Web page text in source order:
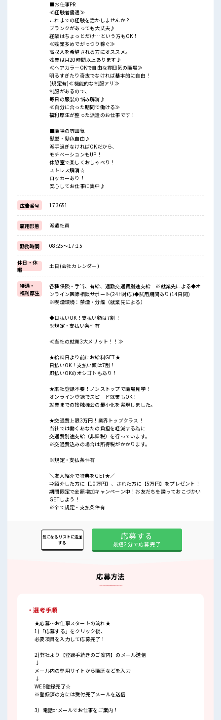
■お仕事PR
≪経験者優遇≫
これまでの経験を活かしませんか？
ブランクがあっても大丈夫♪
経験はちょっとだけ…という方もOK！
≪残業多めでがっつり稼ぐ≫
高収入を希望される方にオススメ。
残業は月20時間以上あります♪
≪ヘアカラーOKで自由な雰囲気の職場≫
明るすぎたり奇抜でなければ基本的に自由！
(規定有)≪機能的な制服アリ≫
制服があるので、
毎日の服装の悩み解消♪
≪自分に合った期間で働ける≫
福利厚生が整った派遣のお仕事です！
■職場の雰囲気
髪型・髪色自由♪
派手過ぎなければOKだから、
モチベーションもUP！
休憩室で楽しくおしゃべり！
ストレス解消☆
ロッカーあり！
安心してお仕事に集中♪
広告番号 173651
雇用形態 派遣社員
勤務時間 08:25～17:15
休日・休
暇
土日(会社カレンダー)
待遇・
福利厚生
各種保険・手当、有給、通勤交通費別途支給 ※就業先による◆オ
ンライン医師相談サポート(24H対応)◆試用期間あり(14日間)
※喫煙環境：禁煙・分煙（就業先による）
◆日払いOK！支払い額は7割！
※規定・支払い条件有
≪当社の就業3大メリット！！≫
★給料日より前にお給料GET★
日払いOK！支払い額は7割！
即払いOKのオシゴトもあり！
★来社登録不要！ノンストップで職場見学！
オンライン登録でスピード就業もOK！
就業までの接触機会の最小化を実現しました。
★交通費上限3万円！業界トップクラス！
当社では働くあなたの負担を軽減する為に
交通費別途支給（非課税）を行っています。
※交通費込みの場合は所得税がかかります。
※規定・支払条件有
＼友人紹介で特典をGET★／
⇒紹介した方に【10万円】、された方に【5万円】をプレゼント！
期間限定で金額増加キャンペーン中！お友だちを誘っておこづかい
GETしよう！
※全て規定・支払条件有
応募する
最短2分で応募完了
気になるリストに追加
する
応募方法
・選考手順
★応募～お仕事スタートの流れ★
1)「応募する」をクリック後、
必要項目を入力して応募完了！
2)弊社より【登録手続きのご案内】のメール送信
↓
メール内の専用サイトから職歴などを入力
↓
WEB登録完了☆
※登録済の方には受付完了メールを送信
3）電話orメールでお仕事をご案内！